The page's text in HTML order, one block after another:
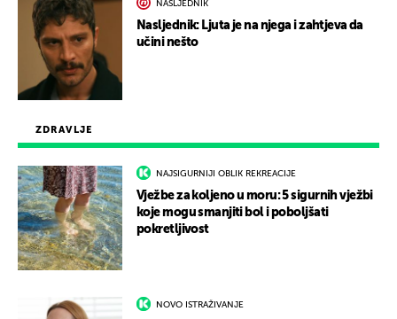
ZDRAVLJE
NAJSIGURNIJI OBLIK REKREACIJE
Vježbe za koljeno u moru: 5 sigurnih vježbi
koje mogu smanjiti bol i poboljšati
pokretljivost
NOVO ISTRAŽIVANJE
NASLJEDNIK
Nasljednik: Ljuta je na njega i zahtjeva da
učini nešto